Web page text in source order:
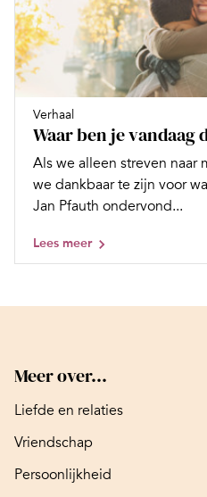
Verhaal
Waar ben je vandaag
Als we alleen streven naar
we dankbaar te zijn voor
Jan Pfauth ondervond...
Lees meer
Meer over...
Liefde en relaties
Vriendschap
Persoonlijkheid